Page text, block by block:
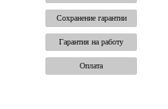
Сохранение гарантии
Гарантия на работу
Оплата